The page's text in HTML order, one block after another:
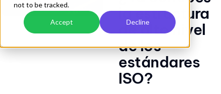
not to be tracked.
Accept Decline
la estructura
de alto nivel
de los
estándares
ISO?